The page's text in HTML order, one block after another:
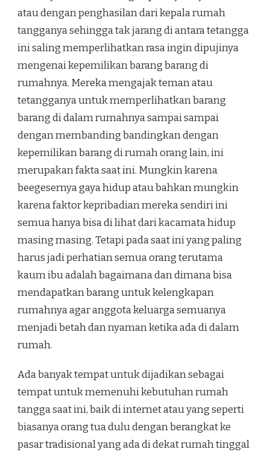
atau dengan penghasilan dari kepala rumah
tangganya sehingga tak jarang di antara tetangga
ini saling memperlihatkan rasa ingin dipujinya
mengenai kepemilikan barang barang di
rumahnya. Mereka mengajak teman atau
tetangganya untuk memperlihatkan barang
barang di dalam rumahnya sampai sampai
dengan membanding bandingkan dengan
kepemilikan barang di rumah orang lain, ini
merupakan fakta saat ini. Mungkin karena
beegesernya gaya hidup atau bahkan mungkin
karena faktor kepribadian mereka sendiri ini
semua hanya bisa di lihat dari kacamata hidup
masing masing. Tetapi pada saat ini yang paling
harus jadi perhatian semua orang terutama
kaum ibu adalah bagaimana dan dimana bisa
mendapatkan barang untuk kelengkapan
rumahnya agar anggota keluarga semuanya
menjadi betah dan nyaman ketika ada di dalam
rumah.
Ada banyak tempat untuk dijadikan sebagai
tempat untuk memenuhi kebutuhan rumah
tangga saat ini, baik di internet atau yang seperti
biasanya orang tua dulu dengan berangkat ke
pasar tradisional yang ada di dekat rumah tinggal